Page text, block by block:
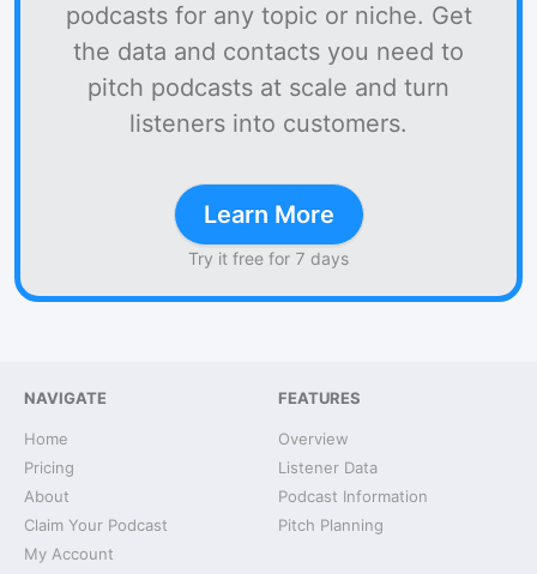
podcasts for any topic or niche. Get
the data and contacts you need to
pitch podcasts at scale and turn
listeners into customers.
Learn More
Try it free for 7 days
NAVIGATE
Home
Pricing
About
Claim Your Podcast
My Account
FEATURES
Overview
Listener Data
Podcast Information
Pitch Planning